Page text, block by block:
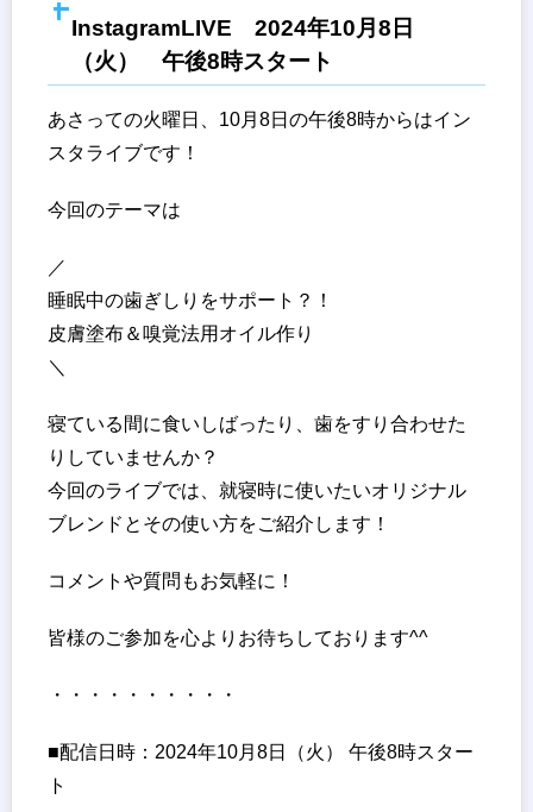
InstagramLIVE 2024年10月8日
（火） 午後8時スタート
あさっての火曜日、10月8日の午後8時からはイン
スタライブです！
今回のテーマは
／
睡眠中の歯ぎしりをサポート？！
皮膚塗布＆嗅覚法用オイル作り
＼
寝ている間に食いしばったり、歯をすり合わせた
りしていませんか？
今回のライブでは、就寝時に使いたいオリジナル
ブレンドとその使い方をご紹介します！
コメントや質問もお気軽に！
皆様のご参加を心よりお待ちしております^^
・・・・・・・・・・
■配信日時：2024年10月8日（火） 午後8時スター
ト